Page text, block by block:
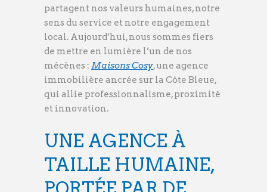
partagent nos valeurs humaines, notre
sens du service et notre engagement
local. Aujourd’hui, nous sommes fiers
de mettre en lumière l’un de nos
mécènes : Maisons Cosy, une agence
immobilière ancrée sur la Côte Bleue,
qui allie professionnalisme, proximité
et innovation.
UNE AGENCE À
TAILLE HUMAINE,